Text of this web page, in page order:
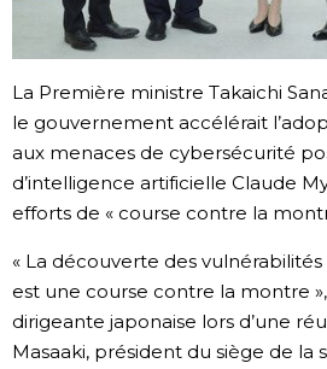
Données
Séries
Personnages
Chroniques
Images
Vidéos
official SNS
La Première ministre Takaichi
le gouvernement accélérait
aux menaces de cybersécurité
d’intelligence artificielle Claude
efforts de « course contre la
« La découverte des vulnérabilités
est une course contre la montre
dirigeante japonaise lors d’une
Masaaki, président du siège de la